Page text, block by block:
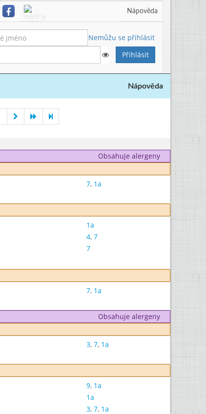
Nápověda
Nemůžu se přihlásit
Nápověda
Obsahuje alergeny
7, 1a
1a
4, 7
7
7, 1a
Obsahuje alergeny
3, 7, 1a
9, 1a
1a
3, 7, 1a